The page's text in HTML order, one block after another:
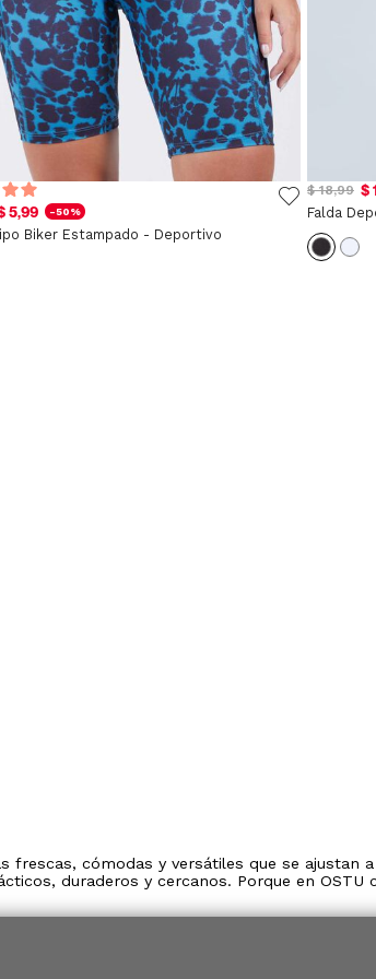
5,99 -50%
Biker Estampado - Deportivo
$ 18,99 $
Falda
cómodas y versátiles que se ajustan
duraderos y cercanos. Porque en OSTU